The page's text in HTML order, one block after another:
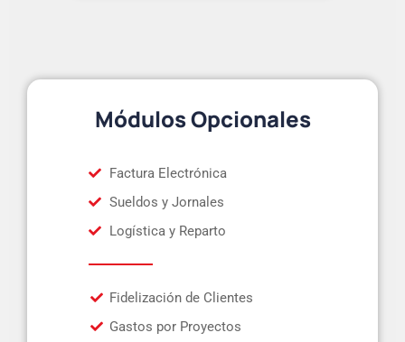
Módulos Opcionales
Factura Electrónica
Sueldos y Jornales
Logística y Reparto
Fidelización de Clientes
Gastos por Proyectos